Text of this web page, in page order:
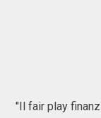
"Il fair play